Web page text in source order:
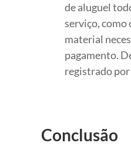
de aluguel
serviço, como
material
pagamento.
registrado
Conclusão